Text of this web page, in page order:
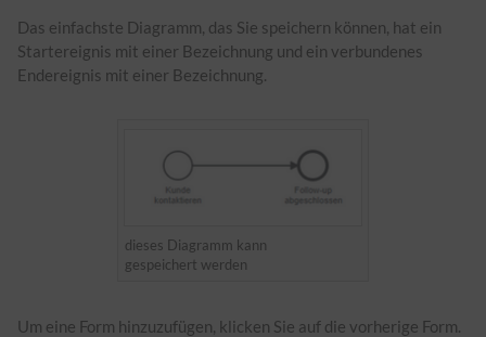
Das einfachste Diagramm, das Sie speichern können, hat ein
Startereignis mit einer Bezeichnung und ein verbundenes
Endereignis mit einer Bezeichnung.
dieses Diagramm kann
gespeichert werden
Um eine Form hinzuzufügen, klicken Sie auf die vorherige Form.